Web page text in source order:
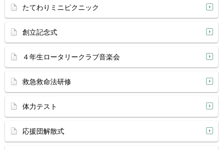
たてわりミニピクニック
創立記念式
４年生ロータリークラブ音楽会
救急救命法研修
体力テスト
応援団解散式